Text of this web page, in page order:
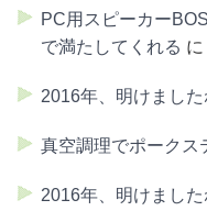
PC用スピーカー
で満たしてくれる に
2016年、明けました
真空調理でポークス
2016年、明けました